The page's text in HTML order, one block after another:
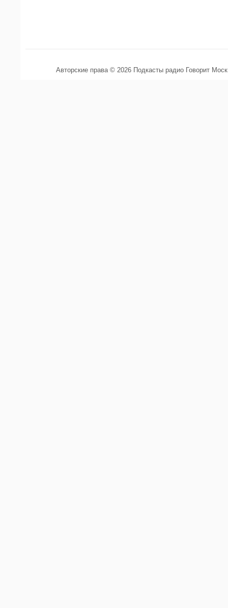
Авторские права © 2026 Подкасты радио Говорит